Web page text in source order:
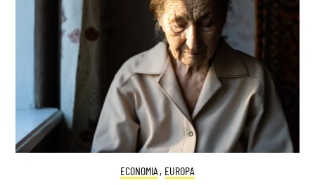
ECONOMIA , EUROPA